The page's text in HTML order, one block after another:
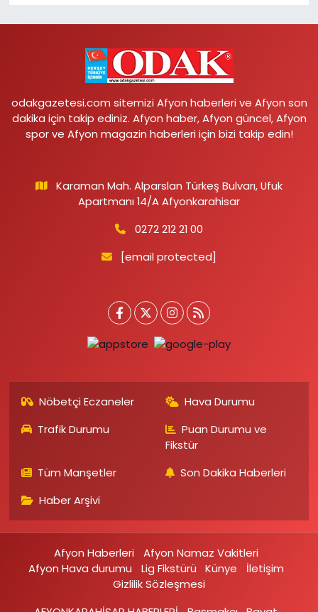
odakgazetesi.com sitemizi Afyon haberleri ve Afyon son
dakika için takip ediniz. Afyon haber, Afyon güncel, Afyon
spor ve Afyon magazin haberleri için bizi takip edin!
Karaman Mah. Alparslan Türkeş Bulvarı, Ufuk
Apartmanı 14/A Afyonkarahisar
0272 212 21 00
[email protected]
Nöbetçi Eczaneler
Hava Durumu
Trafik Durumu
Puan Durumu ve
Fikstür
Tüm Manşetler
Son Dakika Haberleri
Haber Arşivi
Afyon Haberleri
Afyon Namaz Vakitleri
Afyon Hava durumu
Lig Fikstürü Künye
İletişim
Gizlilik Sözleşmesi